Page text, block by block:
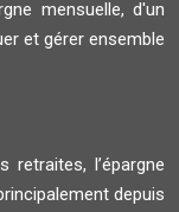
mensuelle, d'un
et gérer ensemble
l’épargne
depuis